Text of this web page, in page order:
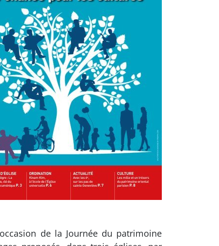
de la Journée du patrimoine